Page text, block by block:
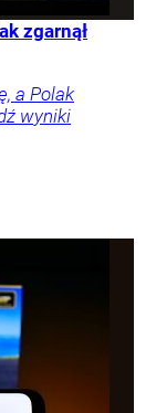
zgarnął
a Polak
wyniki